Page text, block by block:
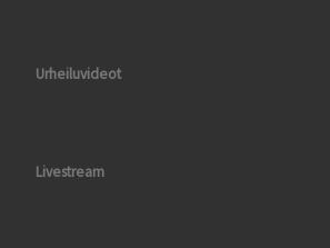
Urheiluvideot
Livestream